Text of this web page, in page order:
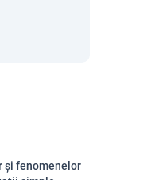
și fenomenelor